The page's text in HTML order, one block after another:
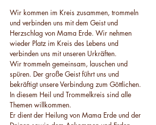
Wir kommen im Kreis zusammen, trommeln
und verbinden uns mit dem Geist und
Herzschlag von Mama Erde. Wir nehmen
wieder Platz im Kreis des Lebens und
verbinden uns mit unseren Urkräften.
Wir trommeln gemeinsam, lauschen und
spüren. Der große Geist führt uns und
bekräftigt unsere Verbindung zum Göttlichen.
In diesem Heil und Trommelkreis sind alle
Themen willkommen.
Er dient der Heilung von Mama Erde und der